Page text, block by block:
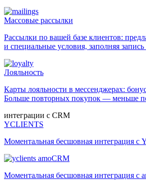
Массовые рассылки
Рассылки по вашей базе клиентов:
и специальные условия, заполняя
Лояльность
Карты лояльности в мессенджерах:
Больше повторных покупок — меньше
интеграции с CRM
YCLIENTS
Моментальная бесшовная интеграция с
amoCRM
Моментальная бесшовная интеграция с